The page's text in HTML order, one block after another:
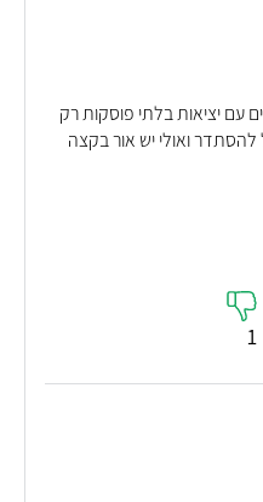
עם יציאות בלתי פוסקות רק
להסתדר ואולי יש אור בקצה
1